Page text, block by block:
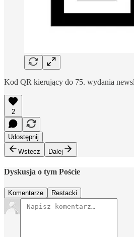
Kod QR kierujący do 75. wydania
2
Udostępnij
Wstecz
Dalej
Dyskusja o tym Poście
Komentarze Restacki